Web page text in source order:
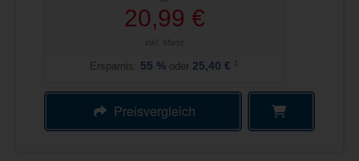
20,99 €
inkl. Mwst
Ersparnis: 55 % oder 25,40 € 1
Preisvergleich